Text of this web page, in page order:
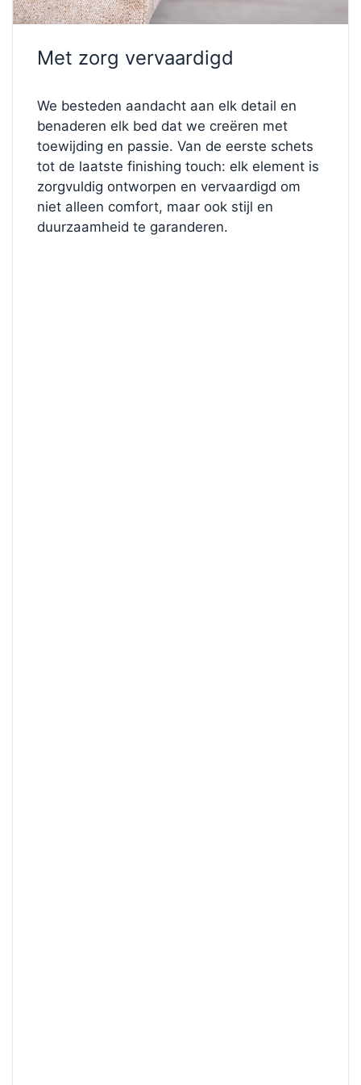
ononderbroken nachten.
en krijgt een luchtige, moderne uitstraling, terwijl
Corduroy Fine Taupestraalt warmte en verfijning
uit. De zachte, geribbelde textuur en subtiele tint
geven uw ruimte een stijlvolle, gezellige touch.
Ontwerp je perfecte bed
Wilt u de stof, kleur of het comfortniveau wijzigen?
Bezoek onzeBed Configuratoren creëer uw
Met zorg vervaardigd
We besteden aandacht aan elk detail en
benaderen elk bed dat we creëren met
toewijding en passie. Van de eerste schets
tot de laatste finishing touch: elk element is
zorgvuldig ontworpen en vervaardigd om
niet alleen comfort, maar ook stijl en
duurzaamheid te garanderen.